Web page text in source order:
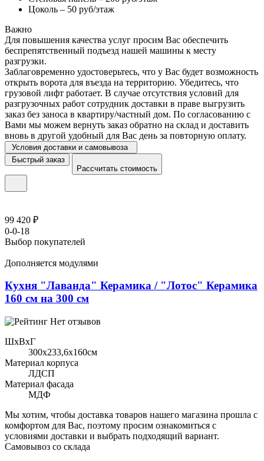
Цоколь – 50 руб/этаж
Важно
Для повышения качества услуг просим Вас обеспечить
беспрепятственный подъезд нашей машины к месту
разгрузки.
Заблаговременно удостоверьтесь, что у Вас будет возможность
открыть ворота для въезда на территорию. Убедитесь, что
грузовой лифт работает. В случае отсутствия условий для
разгрузочных работ сотрудник доставки в праве выгрузить
заказ без заноса в квартиру/частный дом. По согласованию с
Вами мы можем вернуть заказ обратно на склад и доставить
вновь в другой удобный для Вас день за повторную оплату.
Условия доставки и самовывоза
Быстрый заказ
Рассчитать стоимость
99 420 ₽
0-0-18
Выбор покупателей
Дополняется модулями
Кухня "Лаванда" Керамика / "Лотос" Керамика
160 см на 300 см
Нет отзывов
ШхВхГ
300x233,6х160см
Материал корпуса
ЛДСП
Материал фасада
МДФ
Мы хотим, чтобы доставка товаров нашего магазина прошла с
комфортом для Вас, поэтому просим ознакомиться с
условиями доставки и выбрать подходящий вариант.
Самовывоз со склада